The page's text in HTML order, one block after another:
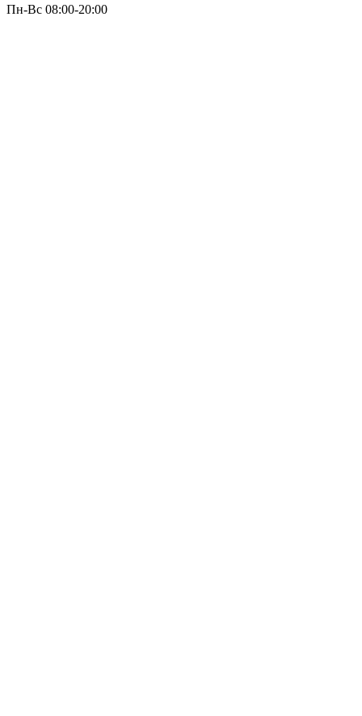
Пн-Вс 08:00-20:00